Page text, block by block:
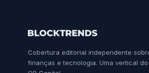
Cobertura editorial independente
finanças e tecnologia. Uma vertical